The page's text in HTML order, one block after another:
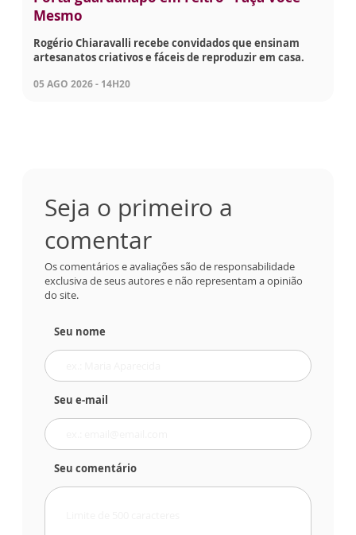
Mesmo
Rogério Chiaravalli recebe convidados que ensinam
artesanatos criativos e fáceis de reproduzir em casa.
05 AGO 2026 - 14H20
Seja o primeiro a
comentar
Os comentários e avaliações são de responsabilidade
exclusiva de seus autores e não representam a opinião
do site.
Seu nome
Seu e-mail
Seu comentário